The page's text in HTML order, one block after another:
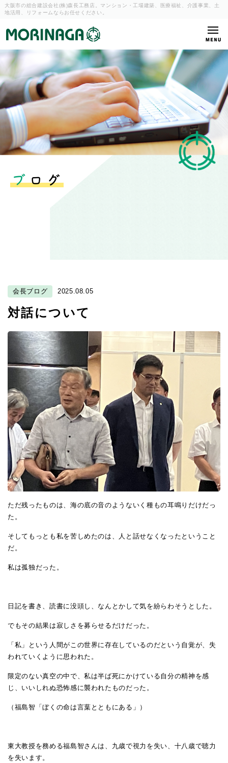
大阪市の総合建設会社(株)森長工務店。マンション・工場建築、
医療福祉、介護事業、土
地活用、リフォームならお任せください。
会長ブログ 2025.08.05
対話について
ただ残ったものは、海の底の音のようないく種もの耳鳴りだけだっ
た。
そしてもっとも私を苦しめたのは、人と話せなくなったということ
だ。
私は孤独だった。
日記を書き、読書に没頭し、なんとかして気を紛らわそうとした。
でもその結果は寂しさを募らせるだけだった。
「私」という人間がこの世界に存在しているのだという自覚が、失
われていくように思われた。
限定のない真空の中で、私は半ば死にかけている自分の精神を感
じ、いいしれぬ恐怖感に襲われたものだった。
（福島智「ぼくの命は言葉とともにある」）
東大教授を務める福島智さんは、九歳で視力を失い、十八歳で聴力
を失います。